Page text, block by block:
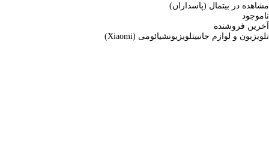
مشاهده در بیتمال (پاسداران)
ناموجود
آخرین فروشنده
تلویزیون و لوازم جانبیتلویزیونشیائومی (Xiaomi)